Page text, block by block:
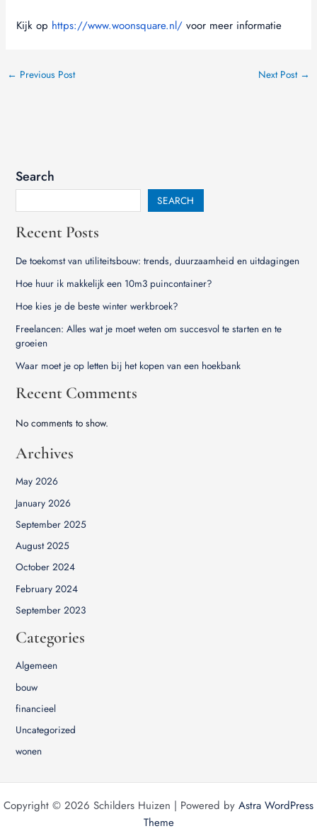
Kijk op https://www.woonsquare.nl/ voor meer informatie
← Previous Post Next Post →
Search
SEARCH
Recent Posts
De toekomst van utiliteitsbouw: trends, duurzaamheid en uitdagingen
Hoe huur ik makkelijk een 10m3 puincontainer?
Hoe kies je de beste winter werkbroek?
Freelancen: Alles wat je moet weten om succesvol te starten en te
groeien
Waar moet je op letten bij het kopen van een hoekbank
Recent Comments
No comments to show.
Archives
May 2026
January 2026
September 2025
August 2025
October 2024
February 2024
September 2023
Categories
Algemeen
bouw
financieel
Uncategorized
wonen
Copyright © 2026 Schilders Huizen | Powered by Astra WordPress
Theme